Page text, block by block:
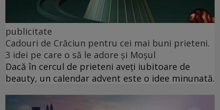
publicitate
Cadouri de Crăciun pentru cei mai buni prieteni.
3 idei pe care o să le adore și Moșul
Dacă în cercul de prieteni aveți iubitoare de
beauty, un calendar advent este o idee minunată.